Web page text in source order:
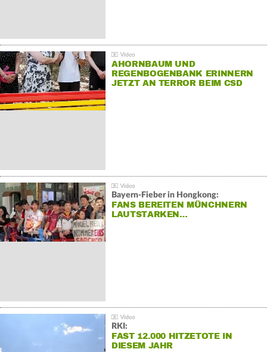
AHORNBAUM UND
REGENBOGENBANK ERINNERN
JETZT AN TERROR BEIM CSD
Bayern-Fieber in Hongkong:
FANS BEREITEN MÜNCHNERN
LAUTSTARKEN…
RKI:
FAST 12.000 HITZETOTE IN
DIESEM JAHR